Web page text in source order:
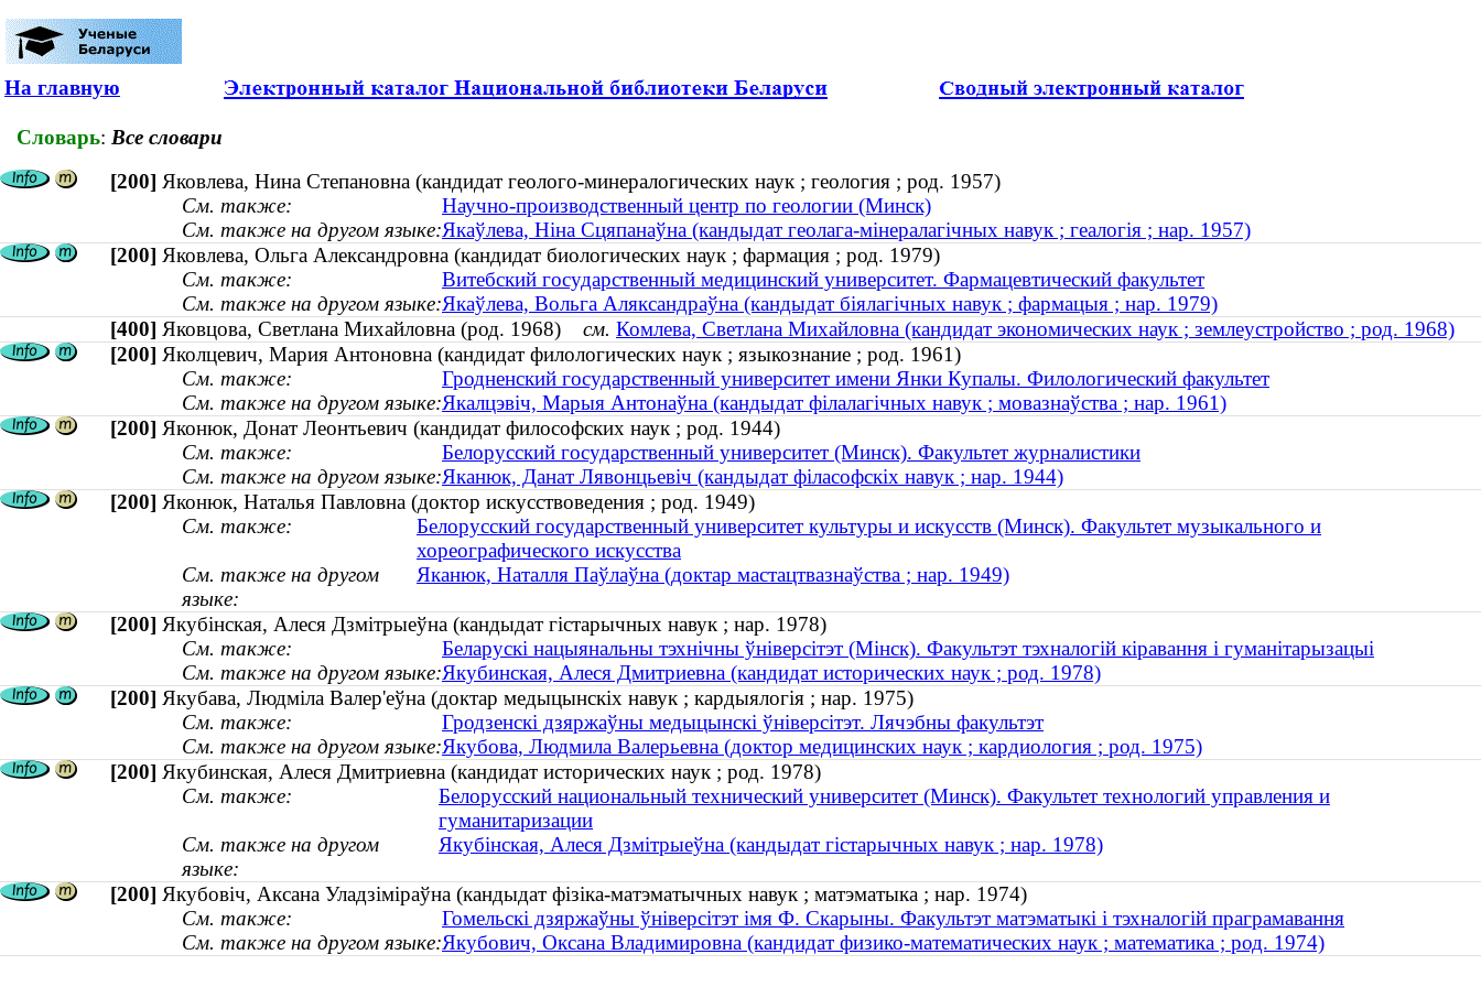
На главную
Словарь: Все словари
[200] Яковлева, Нина Степановна (кандидат геолого-минералогических наук ; геология ; род. 1957)
См. также:
Научно-производственный центр по геологии (Минск)
См. также на другом языке:Якаўлева, Ніна Сцяпанаўна (кандыдат геолага-мінералагічных навук ; геалогія ; нар. 1957)
[200] Яковлева, Ольга Александровна (кандидат биологических наук ; фармация ; род. 1979)
См. также:
Витебский государственный медицинский университет. Фармацевтический факультет
См. также на другом языке:Якаўлева, Вольга Аляксандраўна (кандыдат біялагічных навук ; фармацыя ; нар. 1979)
[400] Яковцова, Светлана Михайловна (род. 1968) см. Комлева, Светлана Михайловна (кандидат экономических наук ; землеустройство ; род. 1968)
[200] Яколцевич, Мария Антоновна (кандидат филологических наук ; языкознание ; род. 1961)
См. также:
Гродненский государственный университет имени Янки Купалы. Филологический факультет
См. также на другом языке:Якалцэвіч, Марыя Антонаўна (кандыдат філалагічных навук ; мовазнаўства ; нар. 1961)
[200] Яконюк, Донат Леонтьевич (кандидат философских наук ; род. 1944)
См. также:
Белорусский государственный университет (Минск). Факультет журналистики
См. также на другом языке:Яканюк, Данат Лявонцьевіч (кандыдат філасофскіх навук ; нар. 1944)
[200] Яконюк, Наталья Павловна (доктор искусствоведения ; род. 1949)
См. также:
Белорусский государственный университет культуры и искусств (Минск). Факультет музыкального и
хореографического искусства
См. также на другом
языке:
Яканюк, Наталля Паўлаўна (доктар мастацтвазнаўства ; нар. 1949)
[200] Якубінская, Алеся Дзмітрыеўна (кандыдат гістарычных навук ; нар. 1978)
См. также:
Беларускі нацыянальны тэхнічны ўніверсітэт (Мінск). Факультэт тэхналогій кіравання і гуманітарызацыі
См. также на другом языке:Якубинская, Алеся Дмитриевна (кандидат исторических наук ; род. 1978)
[200] Якубава, Людміла Валер'еўна (доктар медыцынскіх навук ; кардыялогія ; нар. 1975)
См. также:
Гродзенскі дзяржаўны медыцынскі ўніверсітэт. Лячэбны факультэт
См. также на другом языке:Якубова, Людмила Валерьевна (доктор медицинских наук ; кардиология ; род. 1975)
[200] Якубинская, Алеся Дмитриевна (кандидат исторических наук ; род. 1978)
См. также:
Белорусский национальный технический университет (Минск). Факультет технологий управления и
гуманитаризации
См. также на другом
языке:
Якубінская, Алеся Дзмітрыеўна (кандыдат гістарычных навук ; нар. 1978)
[200] Якубовіч, Аксана Уладзіміраўна (кандыдат фізіка-матэматычных навук ; матэматыка ; нар. 1974)
См. также:
Гомельскі дзяржаўны ўніверсітэт імя Ф. Скарыны. Факультэт матэматыкі і тэхналогій праграмавання
См. также на другом языке:Якубович, Оксана Владимировна (кандидат физико-математических наук ; математика ; род. 1974)